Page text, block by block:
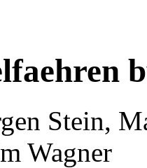
Stein,
Wagner